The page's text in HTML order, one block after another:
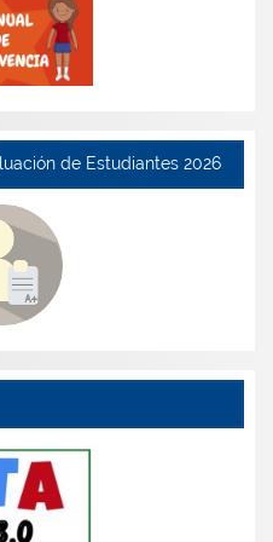
de Estudiantes 2026